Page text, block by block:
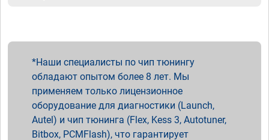
Наши специалисты по чип тюнингу
обладают опытом более 8 лет. Мы
применяем только лицензионное
оборудование для диагностики (Launch,
Autel) и чип тюнинга (Flex, Kess 3, Autotuner,
Bitbox, PCMFlash), что гарантирует